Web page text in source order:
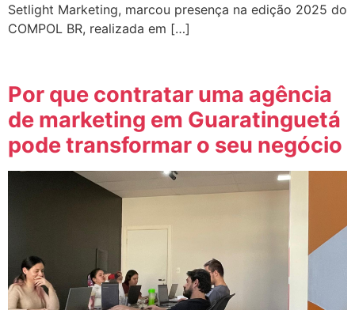
Setlight Marketing, marcou presença na edição 2025 do
COMPOL BR, realizada em […]
Por que contratar uma agência
de marketing em Guaratinguetá
pode transformar o seu negócio